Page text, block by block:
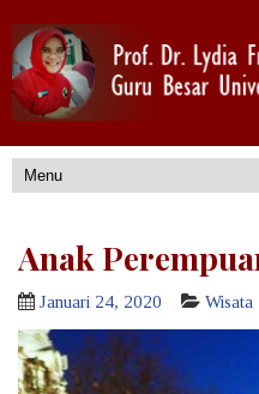
Anak
Januari 24, 2020 Wisata